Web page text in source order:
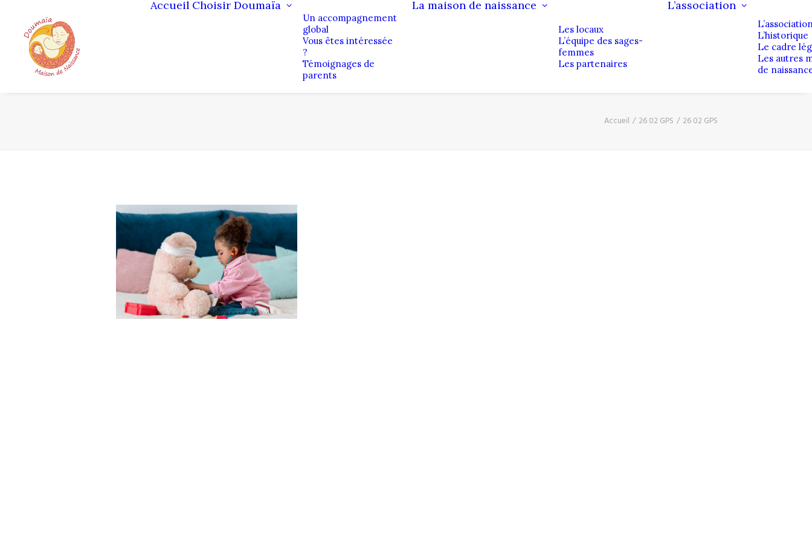
Accueil Choisir Doumaïa
Un accompagnement
global
Vous êtes intéressée
?
Témoignages de
parents
La maison de naissance
Les locaux
L’équipe des sages-
femmes
Les partenaires
L’association
L’historique
Le cadre
Les autres
de
Accueil 26 02 GPS 26 02 GPS